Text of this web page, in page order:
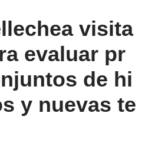
visita
evaluar pr
de hi
y nuevas te